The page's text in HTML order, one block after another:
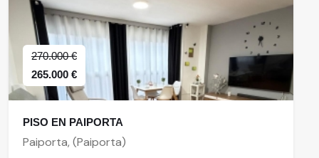
270.000 €
265.000 €
PISO EN PAIPORTA
Paiporta, (Paiporta)